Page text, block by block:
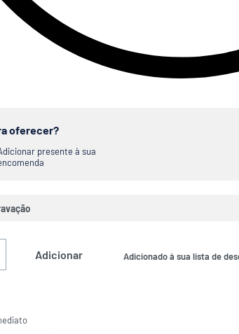
oferecer?
presente à sua
Adicionar Adicionado à sua lista de